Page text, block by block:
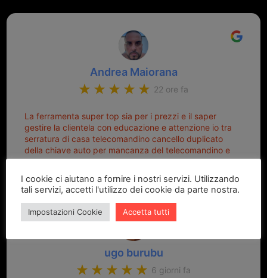
Andrea Maiorana
22 ore fa
La ferramenta super top sia per i prezzi e il saper
gestire la clientela con educazione e attenzione io tra
serratura di casa telecomandino cancello duplicato
della chiave auto per mancanza del telecomandino e
oggi telecomandino con chiave per auto fatto la
Michele gentilissimo e simpaticissimo
ugo burubu
6 giorni fa
I cookie ci aiutano a fornire i nostri servizi. Utilizzando
tali servizi, accetti l'utilizzo dei cookie da parte nostra.
Impostazioni Cookie Accetta tutti